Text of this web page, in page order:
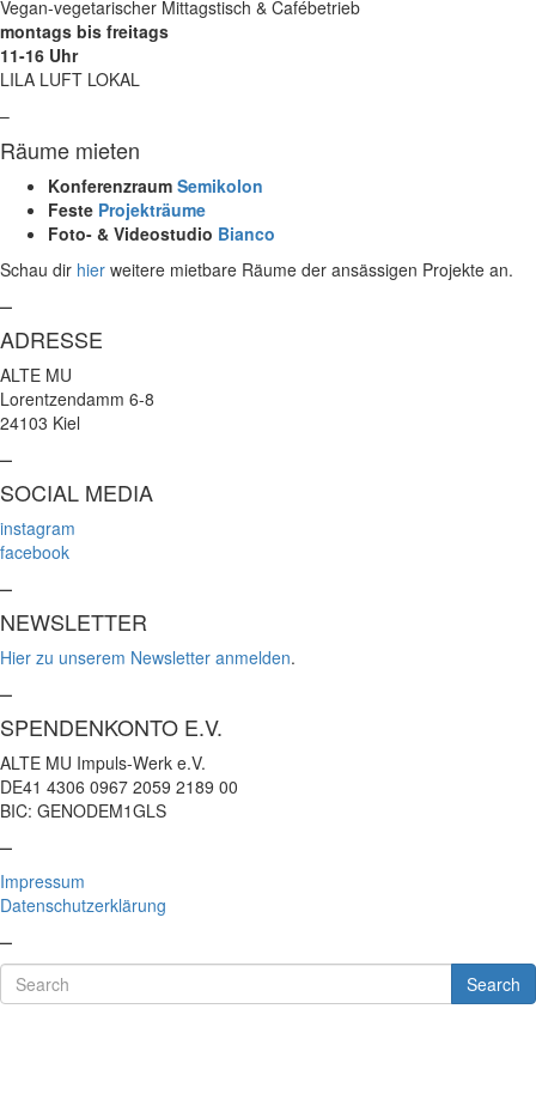
Vegan-vegetarischer Mittagstisch & Cafébetrieb
montags bis freitags
11-16 Uhr
LILA LUFT LOKAL
–
Räume mieten
Konferenzraum Semikolon
Feste Projekträume
Foto- & Videostudio Bianco
Schau dir hier weitere mietbare Räume der ansässigen Projekte an.
–
ADRESSE
ALTE MU
Lorentzendamm 6-8
24103 Kiel
–
SOCIAL MEDIA
instagram
facebook
–
NEWSLETTER
Hier zu unserem Newsletter anmelden.
–
SPENDENKONTO E.V.
ALTE MU Impuls-Werk e.V.
DE41 4306 0967 2059 2189 00
BIC: GENODEM1GLS
–
Impressum
Datenschutzerklärung
–
Search